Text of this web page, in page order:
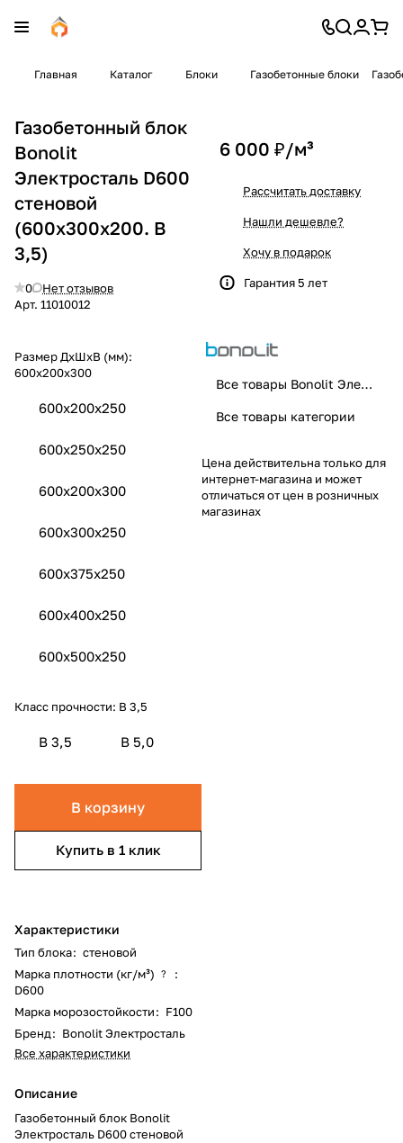
Главная Каталог Блоки Газобетонные блоки
Газобетонный блок
Bonolit
Электросталь D600
стеновой
(600x300x200. B
3,5)
0
Нет отзывов
Арт. 11010012
Размер ДхШхВ (мм):
600x200x300
600x200x250
600x250x250
600x200x300
600x300x250
600x375x250
600x400x250
600x500x250
Класс прочности: B 3,5
B 3,5 B 5,0
В корзину
Купить в 1 клик
Характеристики
Тип блока: стеновой
Марка плотности (кг/м³)
?
:
D600
Марка морозостойкости: F100
Бренд: Bonolit Электросталь
Все характеристики
Описание
Газобетонный блок Bonolit
Электросталь D600 стеновой
6 000 ₽/м³
Рассчитать доставку
Нашли дешевле?
Хочу в подарок
Гарантия 5 лет
Все товары Bonolit Электросталь
Все товары категории
Цена действительна только для
интернет-магазина и может
отличаться от цен в розничных
магазинах